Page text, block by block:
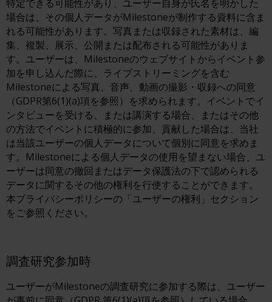
特定できる可能性があり、ユーザー自身が氏名を明かした
場合は、その個人データがMilestoneが制作する資料に含ま
れる可能性があります。写真または収録された素材は、編
集、複製、展示、公開または配布される可能性がありま
す。ユーザーは、Milestoneのウェブサイトからイベント参
加を申し込んだ際に、ライブストリーミングを含む
Milestoneによる写真、音声、動画の撮影・収録への同意
（GDPR第6(1)(a)項を参照）を求められます。イベントでイ
ンタビューを受ける、または講演する場合、またはその他
の方法でイベントに積極的に参加、貢献した場合は、当社
は当該ユーザーの個人データについて個別に同意を求めま
す。Milestoneによる個人データの使用を望まない場合、ユ
ーザーは同意の撤回またはデータ保護法の下で認められる
データに関するその他の権利を行使することができます。
本プライバシーポリシーの「ユーザーの権利」セクション
をご参照ください。
調査研究参加時
ユーザーがMilestoneの調査研究に参加する際は、ユーザー